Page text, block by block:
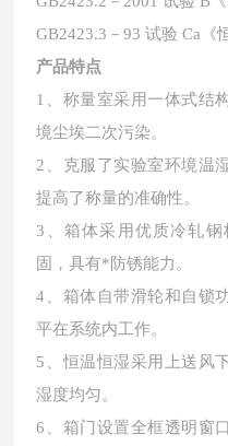
GB2423.3－93 试验 Ca《
产品特点
1、 称量室采用一体式结
境尘埃二次污染。
2、 克服了实验室环境温
提高了称量的准确性。
3、 箱体采用优质冷轧
固，具有*防锈能力 。
4、 箱体自带滑轮和自锁
平在系统内工作。
5、 恒温恒湿采用上送风
湿度均匀。
6、 箱门设置全框透明窗